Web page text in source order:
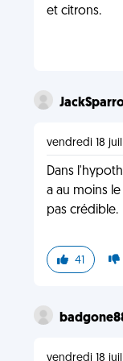
et citrons.
vendredi 18
Dans
a au moins
pas crédible.
41
vendredi 18